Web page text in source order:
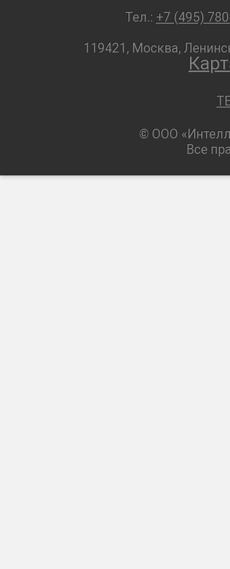
Тел.: +7 (495)
119421, Москва,
© ООО
Все